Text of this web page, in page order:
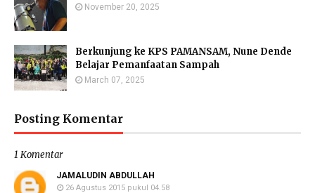
November 20, 2025
Berkunjung ke KPS PAMANSAM, Nune Dende
Belajar Pemanfaatan Sampah
March 07, 2025
Posting Komentar
1 Komentar
JAMALUDIN ABDULLAH
26 Agustus 2015 pukul 04.58